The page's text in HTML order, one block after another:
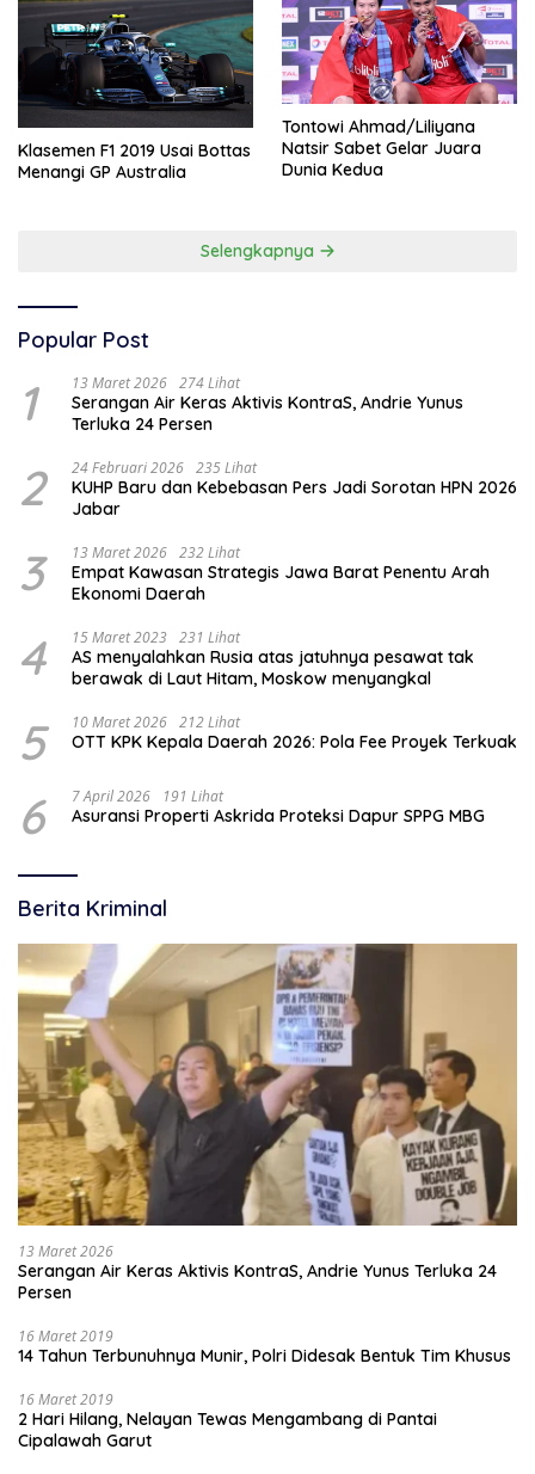
Klasemen F1 2019 Usai Bottas
Menangi GP Australia
Tontowi Ahmad/Liliyana
Natsir Sabet Gelar Juara
Dunia Kedua
Selengkapnya
Popular Post
1 13 Maret 2026 274 Lihat
Serangan Air Keras Aktivis KontraS, Andrie Yunus
Terluka 24 Persen
2 24 Februari 2026 235 Lihat
KUHP Baru dan Kebebasan Pers Jadi Sorotan HPN 2026
Jabar
3 13 Maret 2026 232 Lihat
Empat Kawasan Strategis Jawa Barat Penentu Arah
Ekonomi Daerah
4 15 Maret 2023 231 Lihat
AS menyalahkan Rusia atas jatuhnya pesawat tak
berawak di Laut Hitam, Moskow menyangkal
5 10 Maret 2026 212 Lihat
OTT KPK Kepala Daerah 2026: Pola Fee Proyek Terkuak
6 7 April 2026 191 Lihat
Asuransi Properti Askrida Proteksi Dapur SPPG MBG
Berita Kriminal
13 Maret 2026
Serangan Air Keras Aktivis KontraS, Andrie Yunus Terluka 24
Persen
16 Maret 2019
14 Tahun Terbunuhnya Munir, Polri Didesak Bentuk Tim Khusus
16 Maret 2019
2 Hari Hilang, Nelayan Tewas Mengambang di Pantai
Cipalawah Garut